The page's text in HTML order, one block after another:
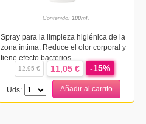
Contenido: 100ml.
Spray para la limpieza higiénica de la
zona íntima. Reduce el olor corporal y
tiene efecto bacterios...
12,95 € 11,05 € -15%
Uds: Añadir al carrito